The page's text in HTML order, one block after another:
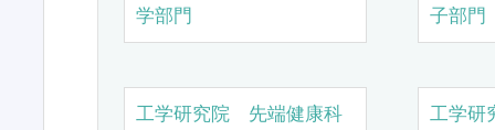
学部門
子部門
工学研究院 先端健康科
工学研